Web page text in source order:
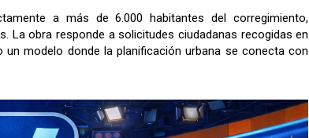
a más de 6.000 habitantes del corregimiento,
La obra responde a solicitudes ciudadanas recogidas en
modelo donde la planificación urbana se conecta con